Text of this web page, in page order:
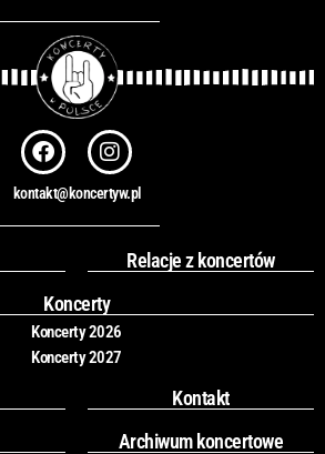
F
a
c
e
b
o
k
I
n
s
t
a
r
a
m
kontakt@koncertyw.pl
Relacje z koncertów
Koncerty
Koncerty 2026
Koncerty 2027
Kontakt
Archiwum koncertowe